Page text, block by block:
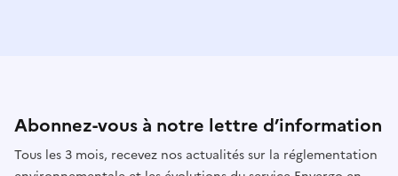
Abonnez-vous à notre lettre d’information
Tous les 3 mois, recevez nos actualités sur la réglementation